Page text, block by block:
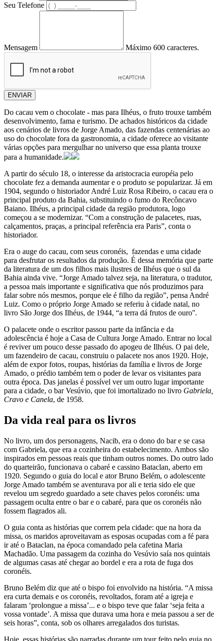
Seu Telefone
Mensagem Máximo 600 caracteres.
ENVIAR
Do cacau vem o chocolate - mas para Ilhéus, o fruto trouxe também
desenvolvimento, fama e turismo. De achados históricos da cidade
aos cenários de livros de Jorge Amado, das fazendas centenárias ao
uso do chocolate fora da gastronomia, a cidade oferece ao visitante
várias opções para mergulhar no universo que essa planta trouxe
para a humanidade.
A partir do século 18, o interesse da aristocracia européia pelo
chocolate fez a demanda aumentar e o produto se popularizar. Já em
1904, segundo o historiador André Luiz Rosa Ribeiro, o cacau era o
principal produto da Bahia, substituindo o fumo do Recôncavo
Baiano. Ilhéus, a principal cidade da região produtora, logo
começou a se modernizar. “Com a construção de palacetes, ruas,
calçamentos, praças, a principal referência era Paris”, conta o
historiador.
Era o auge do cacau, com seus coronéis, fazendas e uma cidade
para desfrutar os resultados da produção. É dessa memória que parte
da literatura de um dos filhos mais ilustres de Ilhéus que o sul da
Bahia ainda vive. “Jorge Amado talvez seja, na literatura, o tradutor,
a pessoa mais importante e significativa que nós produzimos para
falar sobre nós mesmos, porque ele é filho da região”, pensa André
Luiz. Como o próprio Jorge Amado se referiu à cidade natal, no
livro São Jorge dos Ilhéus, de 1944, “a terra dá frutos de ouro''.
O palacete onde o escritor passou parte da infância e da
adolescência é hoje a Casa de Cultura Jorge Amado. Entrar no local
é reviver um pouco desse passado do apogeu de Ilhéus. O pai dele,
um fazendeiro de cacau, construiu o palacete nos anos 1920. Hoje,
além de expor fotos, roupas, histórias da família e livros de Jorge
Amado, o prédio também tem o poder de levar os visitantes para
outra época. Das janelas é possível ver um outro lugar importante
para a cidade, o bar Vesúvio, que foi imortalizado no livro Gabriela,
Cravo e Canela, de 1958.
Da vida real para os livros
No livro, um dos personagens, Nacib, era o dono do bar e se casa
com Gabriela, que era a cozinheira do estabelecimento. Ambos são
inspirados em pessoas reais que tinham outros nomes. Do outro lado
do quarteirão, funcionava o cabaré e cassino Bataclan, aberto em
1920. Segundo o guia do local e ator Bruno Belém, o adolescente
Jorge Amado também se aventurava por ali e teria sido ele que
revelou um segredo guardado a sete chaves pelos coronéis: uma
passagem oculta entre o bar e o cabaré, para que os coronéis não
fossem flagrados ali.
O guia conta as histórias que correm pela cidade: que na hora da
missa, os maridos aproveitavam as esposas ocupadas com a fé para
ir até o Bataclan, na época comandado pela cafetina Maria
Machadão. Uma passagem da cozinha do Vesúvio saía nos quintais
de algumas casas até chegar ao bordel e era a rota de fuga dos
coronéis.
Bruno Belém diz que até o bispo foi envolvido na história. “A missa
era curta demais e os coronéis, revoltados, foram até a igreja e
falaram ‘prolongue a missa’... e o bispo teve que falar ‘seja feita a
vossa vontade’. A missa que durava uma hora e meia passou a ser de
seis horas”, conta, sob os olhares arregalados dos turistas.
Hoje, essas histórias são narradas durante um tour feito pelo guia no